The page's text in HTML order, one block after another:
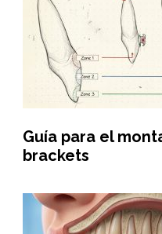
Guía para el
brackets